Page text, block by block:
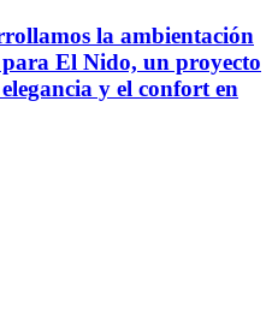
la ambientación
El Nido, un proyecto
y el confort en